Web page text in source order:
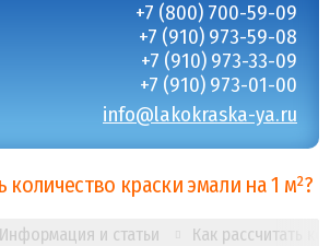
+7 (800) 700-59-09
+7 (910) 973-59-08
+7 (910) 973-33-09
+7 (910) 973-01-00
info@lakokraska-ya.ru
количество краски эмали на 1 м²?
Информация и статьи Как рассчитать